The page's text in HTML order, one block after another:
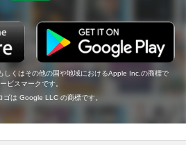
くはその他の国や地域におけるApple Inc.の商標で
ビスマークです。
は Google LLC の商標です。